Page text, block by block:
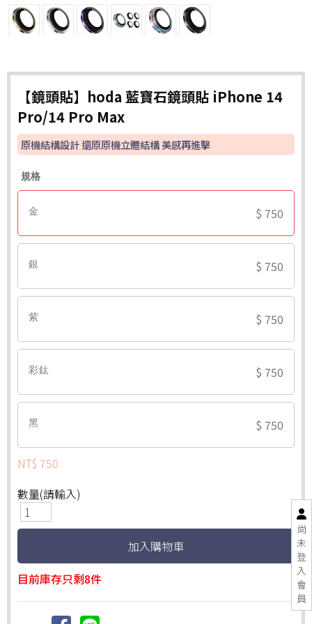
尚
未
登
入
會
員
【鏡頭貼】hoda 藍寶石鏡頭貼 iPhone 14
Pro/14 Pro Max
原機結構設計 還原原機立體結構 美感再進擊
規格
金 $ 750
銀 $ 750
紫 $ 750
彩鈦 $ 750
黑 $ 750
NT$ 750
數量(請輸入)
目前庫存只剩8件